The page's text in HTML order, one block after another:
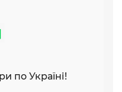
по Україні!